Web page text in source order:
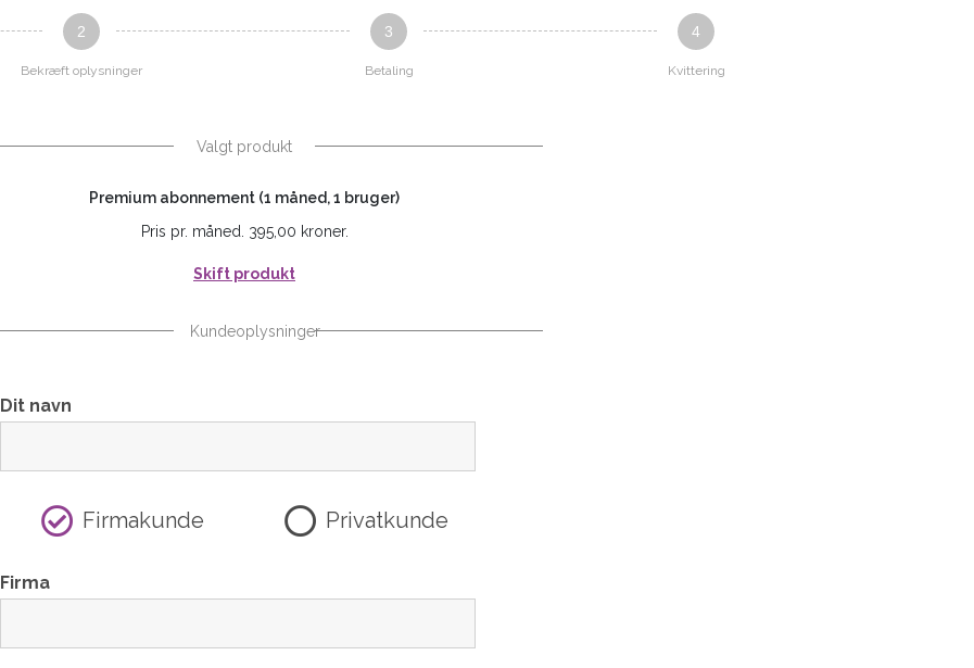
2
Bekræft oplysninger
3
Betaling
4
Kvittering
Valgt produkt
Premium abonnement (1 måned, 1 bruger)
Pris pr. måned. 395,00 kroner.
Skift produkt
Kundeoplysninger
Dit navn
Firmakunde Privatkunde
Firma